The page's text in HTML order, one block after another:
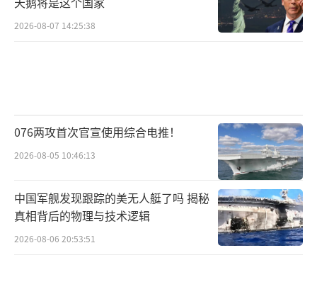
2026-08-07 14:25:38
076两攻首次官宣使用综合电推！
2026-08-05 10:46:13
中国军舰发现跟踪的美无人艇了吗 揭秘
真相背后的物理与技术逻辑
2026-08-06 20:53:51